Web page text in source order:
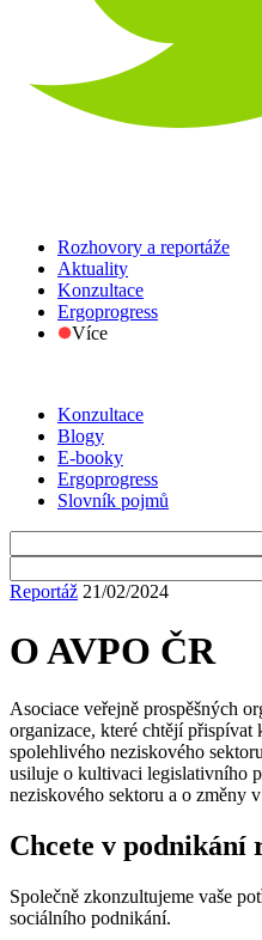
Rozhovory a reportáže
Aktuality
Konzultace
Ergoprogress
Více
Konzultace
Blogy
E-booky
Ergoprogress
Slovník pojmů
Reportáž 21/02/2024
O AVPO ČR
Asociace veřejně prospěšných
organizace, které chtějí přispívat
spolehlivého neziskového
usiluje o kultivaci legislativního
neziskového sektoru a o změny
Chcete v podnikání
Společně zkonzultujeme vaše
sociálního podnikání.